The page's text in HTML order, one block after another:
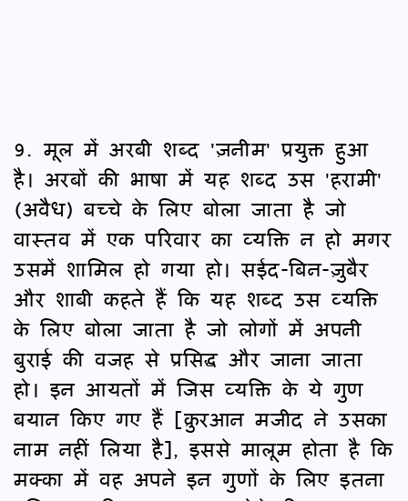
9. मूल में अरबी शब्द 'ज़नीम' प्रयुक्त हुआ
है। अरबों की भाषा में यह शब्द उस 'हरामी'
(अवैध) बच्चे के लिए बोला जाता है जो
वास्तव में एक परिवार का व्यक्ति न हो मगर
उसमें शामिल हो गया हो। सईद-बिन-ज़ुबैर
और शाबी कहते हैं कि यह शब्द उस व्यक्ति
के लिए बोला जाता है जो लोगों में अपनी
बुराई की वजह से प्रसिद्ध और जाना जाता
हो। इन आयतों में जिस व्यक्ति के ये गुण
बयान किए गए हैं [क़ुरआन मजीद ने उसका
नाम नहीं लिया है], इससे मालूम होता है कि
मक्का में वह अपने इन गुणों के लिए इतना